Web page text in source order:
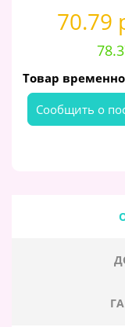
70.79
Товар временно
Cообщить о